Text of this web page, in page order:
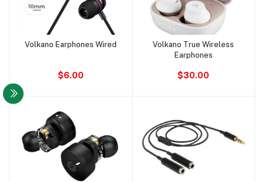
Ajouter au panier
Volkano Earphones Wired
$6.00
Ajouter au panier
Volkano True Wireless
Earphones
$30.00